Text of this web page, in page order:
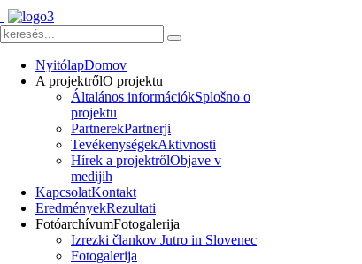
NyitólapDomov
A projektrőlO projektu
Általános információkSplošno o
projektu
PartnerekPartnerji
TevékenységekAktivnosti
Hírek a projektrőlObjave v
medijih
KapcsolatKontakt
EredményekRezultati
FotóarchívumFotogalerija
Izrezki člankov Jutro in Slovenec
Fotogalerija